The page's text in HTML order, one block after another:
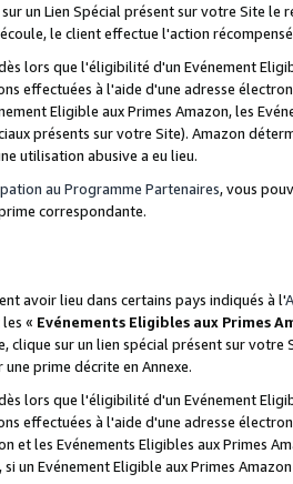
un Lien Spécial présent sur votre Site
le client effectue l'action
lors que l'éligibilité d'un Evénement
effectuées à l'aide d'une adresse
Eligible aux Primes Amazon, les
présents sur votre Site). Amazon
utilisation abusive a eu lieu.
au Programme Partenaires, vous
correspondante.
avoir lieu dans certains pays indiqués à l'
« Evénements Eligibles aux Primes
clique sur un lien spécial présent sur
prime décrite en Annexe.
lors que l'éligibilité d'un Evénement
effectuées à l'aide d'une adresse
et les Evénements Eligibles aux Primes
un Evénement Eligible aux Primes